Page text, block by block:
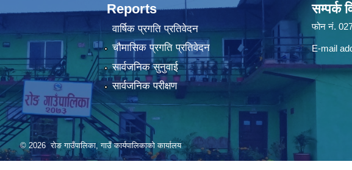
Reports
वार्षिक प्रगति प्रतिवेदन
चौमासिक प्रगति प्रतिवेदन
सार्वजनिक सुनुवाई
सार्वजनिक परीक्षण
सम्पर्क
फोन न‌ं.
E-mail
© 2026 रोङ गाउँपालिका, गाउँ कार्यपालिकाको कार्यालय